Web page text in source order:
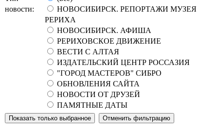
новости:
НОВОСИБИРСК. РЕПОРТАЖИ МУЗЕЯ
РЕРИХА
НОВОСИБИРСК. АФИША
РЕРИХОВСКОЕ ДВИЖЕНИЕ
ВЕСТИ С АЛТАЯ
ИЗДАТЕЛЬСКИЙ ЦЕНТР РОССАЗИЯ
"ГОРОД МАСТЕРОВ" СИБРО
ОБНОВЛЕНИЯ САЙТА
НОВОСТИ ОТ ДРУЗЕЙ
ПАМЯТНЫЕ ДАТЫ